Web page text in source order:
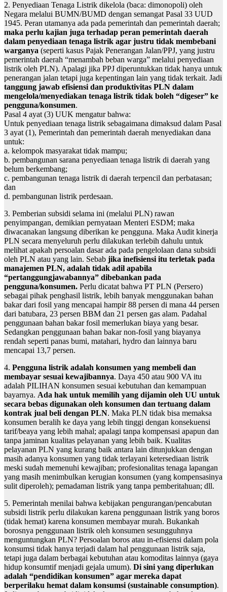
2. Penyediaan Tenaga Listrik dikelola (baca: dimonopoli) oleh
Negara melalui BUMN/BUMD dengan semangat Pasal 33 UUD
1945. Peran utamanya ada pada pemerintah dan pemerintah daerah;
maka perlu kajian juga terhadap peran pemerintah daerah
dalam penyediaan tenaga listrik agar justru tidak membebani
warganya (seperti kasus Pajak Penerangan Jalan/PPJ, yang justru
pemerintah daerah “menambah beban warga” melalui penyediaan
listrik oleh PLN). Apalagi jika PPJ diperuntukkan tidak hanya untuk
penerangan jalan tetapi juga kepentingan lain yang tidak terkait. Jadi
tanggung jawab efisiensi dan produktivitas PLN dalam
mengelola/menyediakan tenaga listrik tidak boleh “digeser” ke
pengguna/konsumen.
Pasal 4 ayat (3) UUK mengatur bahwa:
Untuk penyediaan tenaga listrik sebagaimana dimaksud dalam Pasal
3 ayat (1), Pemerintah dan pemerintah daerah menyediakan dana
untuk:
a. kelompok masyarakat tidak mampu;
b. pembangunan sarana penyediaan tenaga listrik di daerah yang
belum berkembang;
c. pembangunan tenaga listrik di daerah terpencil dan perbatasan;
dan
d. pembangunan listrik perdesaan.
3. Pemberian subsidi selama ini (melalui PLN) rawan
penyimpangan, demikian pernyataan Menteri ESDM; maka
diwacanakan langsung diberikan ke pengguna. Maka Audit kinerja
PLN secara menyeluruh perlu dilakukan terlebih dahulu untuk
melihat apakah persoalan dasar ada pada pengelolaan dana subsidi
oleh PLN atau yang lain. Sebab jika inefisiensi itu terletak pada
manajemen PLN, adalah tidak adil apabila
“pertanggungjawabannya” dibebankan pada
pengguna/konsumen. Perlu dicatat bahwa PT PLN (Persero)
sebagai pihak penghasil listrik, lebih banyak menggunakan bahan
bakar dari fosil yang mencapai hampir 88 persen di mana 44 persen
dari batubara, 23 persen BBM dan 21 persen gas alam. Padahal
penggunaan bahan bakar fosil memerlukan biaya yang besar.
Sedangkan penggunaan bahan bakar non-fosil yang biayanya
rendah seperti panas bumi, matahari, hydro dan lainnya baru
mencapai 13,7 persen.
4. Pengguna listrik adalah konsumen yang membeli dan
membayar sesuai kewajibannya. Daya 450 atau 900 VA itu
adalah PILIHAN konsumen sesuai kebutuhan dan kemampuan
bayarnya. Ada hak untuk memilih yang dijamin oleh UU untuk
secara bebas digunakan oleh konsumen dan tertuang dalam
kontrak jual beli dengan PLN. Maka PLN tidak bisa memaksa
konsumen beralih ke daya yang lebih tinggi dengan konsekuensi
tarif/beaya yang lebih mahal; apalagi tanpa kompensasi apapun dan
tanpa jaminan kualitas pelayanan yang lebih baik. Kualitas
pelayanan PLN yang kurang baik antara lain ditunjukkan dengan
masih adanya konsumen yang tidak terlayani ketersediaan listrik
meski sudah memenuhi kewajiban; profesionalitas tenaga lapangan
yang masih menimbulkan kerugian konsumen (yang kompensasinya
sulit diperoleh); pemadaman listrik yang tanpa pemberitahuan; dll.
5. Pemerintah menilai bahwa kebijakan pengurangan/pencabutan
subsidi listrik perlu dilakukan karena penggunaan listrik yang boros
(tidak hemat) karena konsumen membayar murah. Bukankah
borosnya penggunaan listrik oleh konsumen sesungguhnya
menguntungkan PLN? Persoalan boros atau in-efisiensi dalam pola
konsumsi tidak hanya terjadi dalam hal penggunaan listrik saja,
tetapi juga dalam berbagai kebutuhan atau komoditas lainnya (gaya
hidup konsumtif menjadi gejala umum). Di sini yang diperlukan
adalah “pendidikan konsumen” agar mereka dapat
berperilaku hemat dalam konsumsi (sustainable consumption).